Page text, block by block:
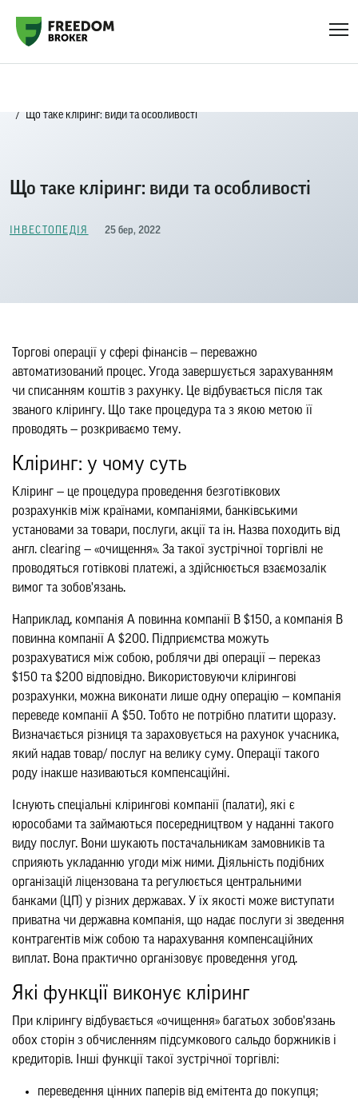
Що таке кліринг: види та особливості
Що таке кліринг: види та особливості
IНВЕСТОПЕДІЯ 25 бер, 2022
Торгові операції у сфері фінансів — переважно
автоматизований процес. Угода завершується зарахуванням
чи списанням коштів з рахунку. Це відбувається після так
званого клірингу. Що таке процедура та з якою метою її
проводять — розкриваємо тему.
Кліринг: у чому суть
Кліринг — це процедура проведення безготівкових
розрахунків між країнами, компаніями, банківськими
установами за товари, послуги, акції та ін. Назва походить від
англ. clearing — «очищення». За такої зустрічної торгівлі не
проводяться готівкові платежі, а здійснюється взаємозалік
вимог та зобов'язань.
Наприклад, компанія А повинна компанії В $150, а компанія В
повинна компанії А $200. Підприємства можуть
розрахуватися між собою, роблячи дві операції — переказ
$150 та $200 відповідно. Використовуючи клірингові
розрахунки, можна виконати лише одну операцію — компанія
переведе компанії А $50. Тобто не потрібно платити щоразу.
Визначається різниця та зараховується на рахунок учасника,
який надав товар/ послуг на велику суму. Операції такого
роду інакше називаються компенсаційні.
Існують спеціальні клірингові компанії (палати), які є
юрособами та займаються посередництвом у наданні такого
виду послуг. Вони шукають постачальникам замовників та
сприяють укладанню угоди між ними. Діяльність подібних
організацій ліцензована та регулюється центральними
банками (ЦП) у різних державах. У їх якості може виступати
приватна чи державна компанія, що надає послуги зі зведення
контрагентів між собою та нарахування компенсаційних
виплат. Вона практично організовує проведення угод.
Які функції виконує кліринг
При клірингу відбувається «очищення» багатьох зобов'язань
обох сторін з обчисленням підсумкового сальдо боржників і
кредиторів. Інші функції такої зустрічної торгівлі:
переведення цінних паперів від емітента до покупця;